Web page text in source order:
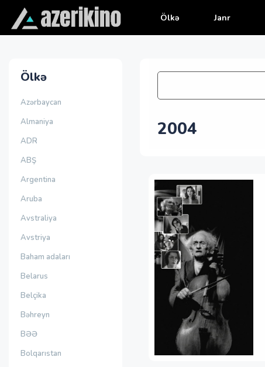
Ölkə Janr
Ölkə
Azərbaycan
Almaniya
ADR
ABŞ
Argentina
Aruba
Avstraliya
Avstriya
Baham adaları
Belarus
Belçika
Bəhreyn
BƏƏ
Bolqarıstan
2004